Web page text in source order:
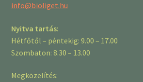
info@bioliget.hu
Nyitva tartás:
Hétfőtől – péntekig: 9.00 – 17.00
Szombaton: 8.30 – 13.00
Megközelítés: